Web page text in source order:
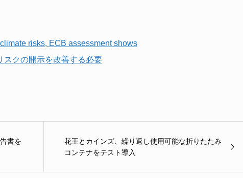
risks, ECB assessment shows
スクの開示を改善する必要
書を
花王とカインズ、繰り返し使用可能な折りたたみ
コンテナをテスト導入